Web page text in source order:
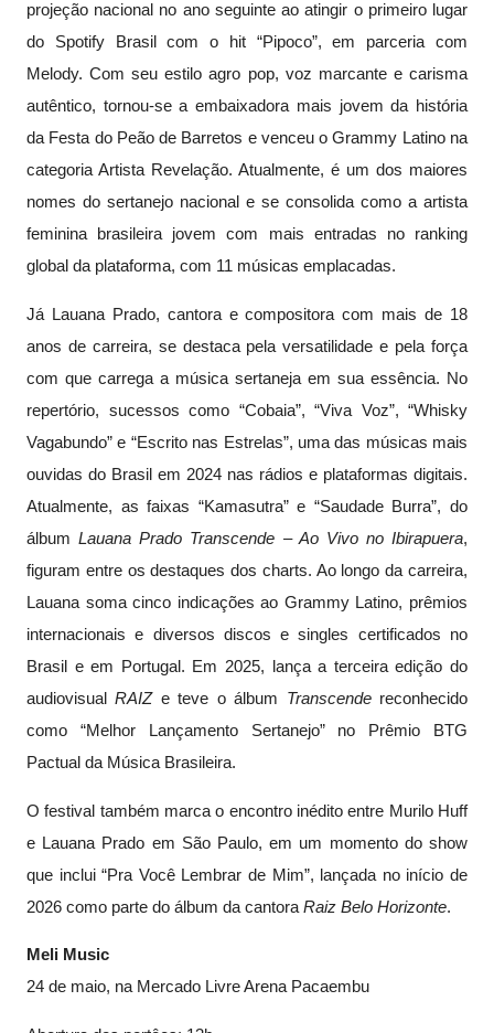
projeção nacional no ano seguinte ao atingir o primeiro lugar
do Spotify Brasil com o hit “Pipoco”, em parceria com
Melody. Com seu estilo agro pop, voz marcante e carisma
autêntico, tornou-se a embaixadora mais jovem da história
da Festa do Peão de Barretos e venceu o Grammy Latino na
categoria Artista Revelação. Atualmente, é um dos maiores
nomes do sertanejo nacional e se consolida como a artista
feminina brasileira jovem com mais entradas no ranking
global da plataforma, com 11 músicas emplacadas.
Já Lauana Prado, cantora e compositora com mais de 18
anos de carreira, se destaca pela versatilidade e pela força
com que carrega a música sertaneja em sua essência. No
repertório, sucessos como “Cobaia”, “Viva Voz”, “Whisky
Vagabundo” e “Escrito nas Estrelas”, uma das músicas mais
ouvidas do Brasil em 2024 nas rádios e plataformas digitais.
Atualmente, as faixas “Kamasutra” e “Saudade Burra”, do
álbumLauana Prado Transcende – Ao Vivo no Ibirapuera,
figuram entre os destaques dos charts. Ao longo da carreira,
Lauana soma cinco indicações ao Grammy Latino, prêmios
internacionais e diversos discos e singles certificados no
Brasil e em Portugal. Em 2025, lança a terceira edição do
audiovisualRAIZe teve o álbum Transcendereconhecido
como “Melhor Lançamento Sertanejo” no Prêmio BTG
Pactual da Música Brasileira.
O festival também marca o encontro inédito entre Murilo Huff
e Lauana Prado em São Paulo, em um momento do show
que inclui “Pra Você Lembrar de Mim”, lançada no início de
2026 como parte do álbum da cantora Raiz Belo Horizonte.
Meli Music
24 de maio, na Mercado Livre Arena Pacaembu